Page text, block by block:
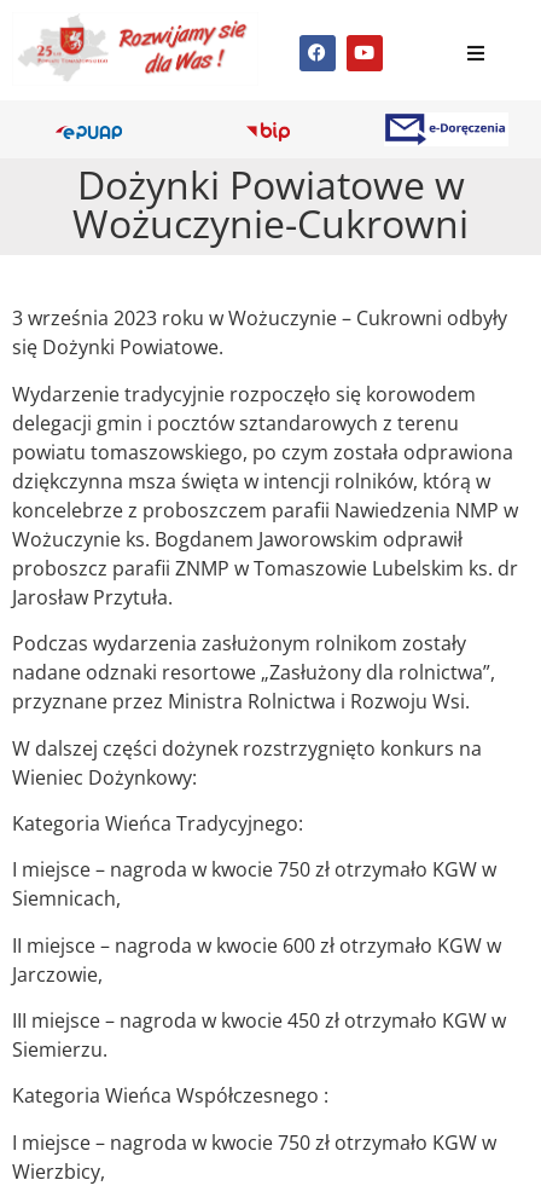
Dożynki Powiatowe w
Wożuczynie-Cukrowni
3 września 2023 roku w Wożuczynie – Cukrowni odbyły
się Dożynki Powiatowe.
Wydarzenie tradycyjnie rozpoczęło się korowodem
delegacji gmin i pocztów sztandarowych z terenu
powiatu tomaszowskiego, po czym została odprawiona
dziękczynna msza święta w intencji rolników, którą w
koncelebrze z proboszczem parafii Nawiedzenia NMP w
Wożuczynie ks. Bogdanem Jaworowskim odprawił
proboszcz parafii ZNMP w Tomaszowie Lubelskim ks. dr
Jarosław Przytuła.
Podczas wydarzenia zasłużonym rolnikom zostały
nadane odznaki resortowe „Zasłużony dla rolnictwa”,
przyznane przez Ministra Rolnictwa i Rozwoju Wsi.
W dalszej części dożynek rozstrzygnięto konkurs na
Wieniec Dożynkowy:
Kategoria Wieńca Tradycyjnego:
I miejsce – nagroda w kwocie 750 zł otrzymało KGW w
Siemnicach,
II miejsce – nagroda w kwocie 600 zł otrzymało KGW w
Jarczowie,
III miejsce – nagroda w kwocie 450 zł otrzymało KGW w
Siemierzu.
Kategoria Wieńca Współczesnego :
I miejsce – nagroda w kwocie 750 zł otrzymało KGW w
Wierzbicy,